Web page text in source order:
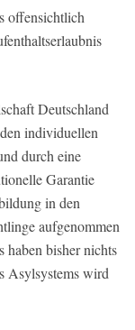
offensichtlich
Deutschland
individuellen
durch eine
Garantie
in den
aufgenommen
haben bisher nichts
Asylsystems wird